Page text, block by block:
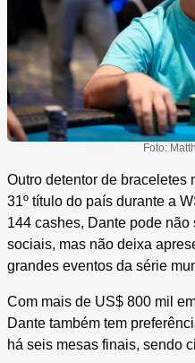
Foto:
Outro detentor de braceletes
31º título do país durante a
144 cashes, Dante pode
sociais, mas não deixa
grandes eventos da série
Com mais de US$ 800 mil
Dante também tem
há seis mesas finais, sendo